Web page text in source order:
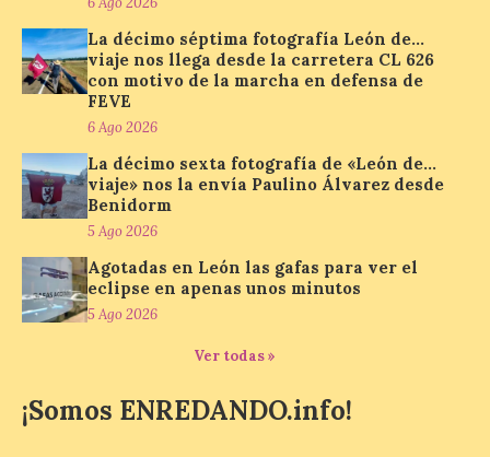
Turismo, Ocio e Información para
jóvenes “Enredando.info”. Eduardo
Morán nos envía desde la carretera […]
Camarzius fest: frente al
macroevento, un festival
cultural transformador
que apuesta por el legado.
6 Ago 2026
Los días 7, 8 y 9 de agosto
Tera volverá a convertirse
en punto de encuentro,
Orpheus. Vivimos un momento en el que la
música en directo mueve grandes
La décimo séptima fotografía León de…
viaje nos llega desde la carretera CL 626
con motivo de la marcha en defensa de
FEVE
6 Ago 2026
La décimo sexta fotografía de «León de…
viaje» nos la envía Paulino Álvarez desde
Benidorm
5 Ago 2026
Agotadas en León las gafas para ver el
eclipse en apenas unos minutos
5 Ago 2026
Ver todas »
¡Somos ENREDANDO.info!